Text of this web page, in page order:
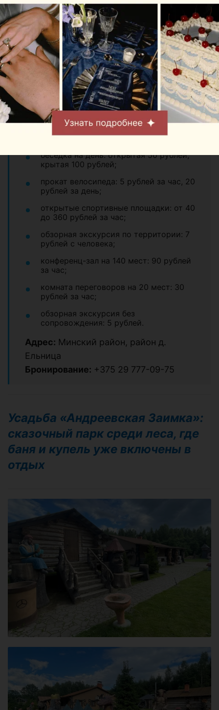
территории, где готовятся профессиональные
спортсмены.
Цены:
проживание: от 33 до 93 рублей с
человека за сутки;
питание, полный рацион на день: от 60
рублей с человека;
сауны и восстановительные
комплексы: от 75 до 200 рублей за
сеанс 2 часа;
беседка на день: открытая 50 рублей,
крытая 100 рублей;
прокат велосипеда: 5 рублей за час, 20
рублей за день;
открытые спортивные площадки: от 40
до 360 рублей за час;
обзорная экскурсия по территории: 7
рублей с человека;
конференц-зал на 140 мест: 90 рублей
за час;
комната переговоров на 20 мест: 30
рублей за час;
обзорная экскурсия без
сопровождения: 5 рублей.
Адрес: Минский район, район д.
Ельница
Бронирование: +375 29 777-09-75
Усадьба «Андреевская Заимка»:
сказочный парк среди леса, где
баня и купель уже включены в
отдых